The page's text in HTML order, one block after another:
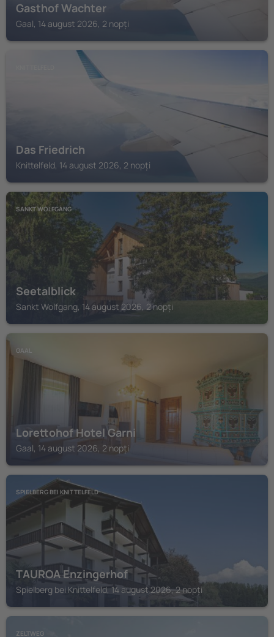
Gasthof Wachter
Gaal, 14 august 2026, 2 nopți
Das Friedrich
Knittelfeld, 14 august 2026, 2 nopți
SANKT WOLFGANG
Seetalblick
Sankt Wolfgang, 14 august 2026, 2 nopți
GAAL
Lorettohof Hotel Garni
Gaal, 14 august 2026, 2 nopți
SPIELBERG BEI KNITTELFELD
TAUROA Enzingerhof
Spielberg bei Knittelfeld, 14 august 2026, 2 nopți
ZELTWEG